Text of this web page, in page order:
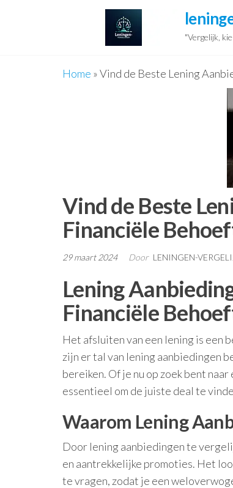
"Vergelijk,
Home »Vind de Beste Lening
Vind de Beste
Financiële
29 maart 2024 Door LENINGEN-
Lening
Financiële
Het afsluiten van een lening is een
zijn er tal van lening aanbiedingen
bereiken. Of je nu op zoek bent
essentieel om de juiste deal te
Waarom Lening
Door lening aanbiedingen te
en aantrekkelijke promoties. Het
te vragen, zodat je een